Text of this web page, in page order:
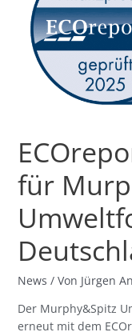
für
News / Von Jürgen
Der Murphy&Spitz
erneut mit dem
Murphy&Spitz
Umweltfonds
Deutschland